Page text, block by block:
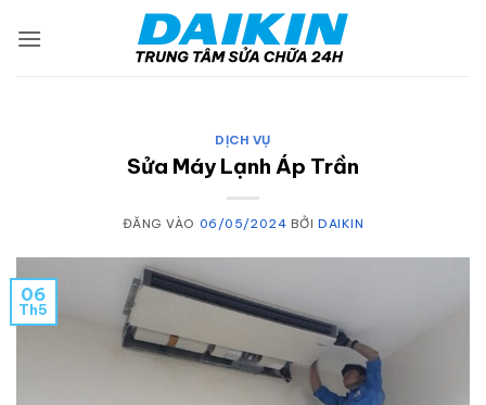
qua
DỊCH VỤ
Sửa Máy Lạnh Áp Trần
ĐĂNG VÀO 06/05/2024 BỞIDAIKIN
06
Th5